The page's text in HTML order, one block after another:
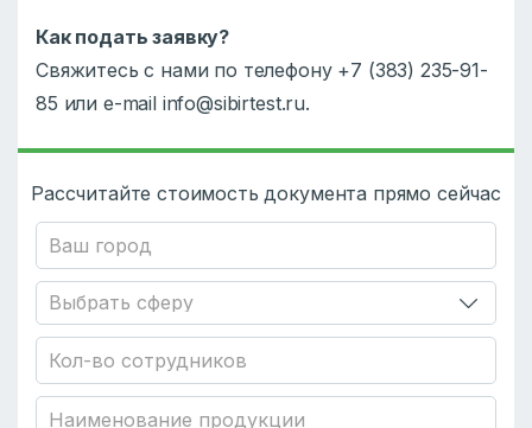
Как подать заявку?
Свяжитесь с нами по телефону +7 (383) 235-91-
85 или e-mail info@sibirtest.ru.
Рассчитайте стоимость документа прямо сейчас